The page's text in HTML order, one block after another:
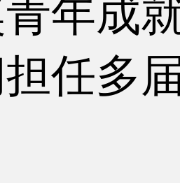
年成
任多